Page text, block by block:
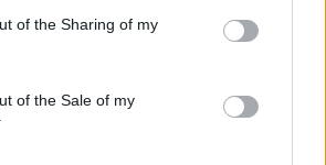
of the Sharing of my
of the Sale of my
piena di problemi e
non ci si aspetta che essa
dal presidente degli Stati